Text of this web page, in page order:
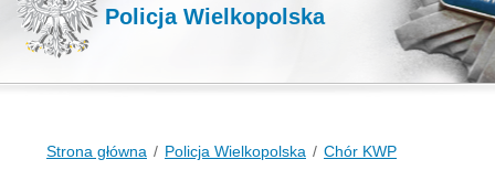
Policja Wielkopolska
Strona główna Policja Wielkopolska Chór KWP